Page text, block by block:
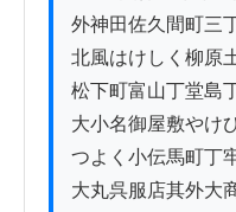
外神田佐久間町三
北風はけしく柳原
松下町富山丁堂島
大小名御屋敷やけ
つよく小伝馬町丁
大丸呉服店其外大